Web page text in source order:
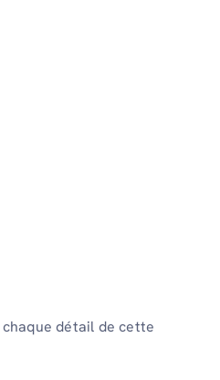
détail de cette